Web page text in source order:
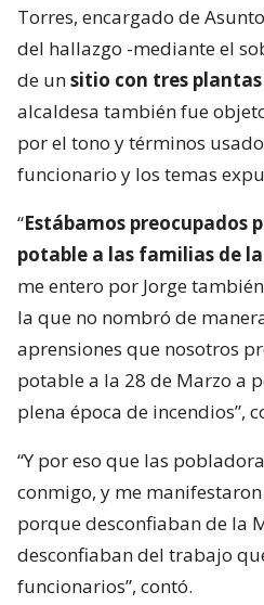
Torres, encargado de
del hallazgo -mediante el
de unsitio con tres
alcaldesa también fue
por el tono y términos
funcionario y los temas
“Estábamos preocupados
potable a las familias de
me entero por Jorge
la que no nombró de
aprensiones que nosotros
potable a la 28 de Marzo a
plena época de incendios”,
“Y por eso que las
conmigo, y me
porque desconfiaban de la
desconfiaban del trabajo
funcionarios”, contó.